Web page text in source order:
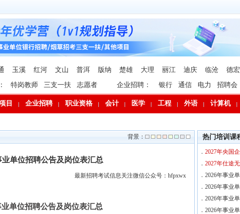
玉溪 红河 文山 普洱 版纳 楚雄 大理 丽江 迪庆 临沧 德宏
特岗教师 三支一扶 志愿者 企业招聘： 银行 通信 电力 招聘会
目 企业招聘 职业资格 会计 医学 工程 外语 计算机
背景：
单位招聘公告及岗位表汇总
最新招聘考试信息关注微信公众号：hfpxwx
单位招聘公告及岗位表汇总
热门培训课
． 2027年央国
． 2027年仕途
． 2026年事业
． 2026年事业
． 2026年事业
． 2026年事业